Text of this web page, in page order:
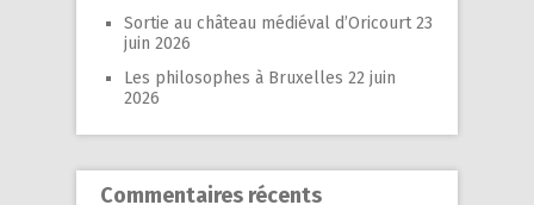
Sortie au château médiéval d’Oricourt 23
juin 2026
Les philosophes à Bruxelles 22 juin
2026
Commentaires récents